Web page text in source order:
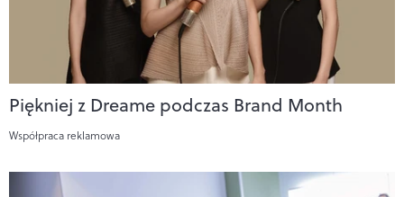
Piękniej z Dreame podczas Brand Month
Współpraca reklamowa